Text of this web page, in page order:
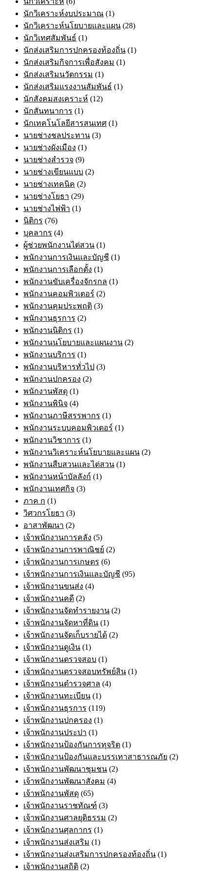
นักวิเคราะห์งบประมาณ (1)
นักวิเคราะห์นโยบายและแผน (28)
นักวิเทศสัมพันธ์ (1)
นักส่งเสริมการปกครองท้องถิ่น (1)
นักส่งเสริมกิจการเพื่อสังคม (1)
นักส่งเสริมนวัตกรรม (1)
นักส่งเสริมแรงงานสัมพันธ์ (1)
นักสังคมสงเคราะห์ (12)
นักสันทนาการ (1)
นักเทคโนโลยีสารสนเทศ (1)
นายช่างชลประทาน (3)
นายช่างผังเมือง (1)
นายช่างสำรวจ (9)
นายช่างเขียนแบบ (2)
นายช่างเทคนิค (2)
นายช่างโยธา (29)
นายช่างไฟฟ้า (1)
นิติกร (76)
บุคลากร (4)
ผู้ช่วยพนักงานไต่สวน (1)
พนักงานการเงินและบัญชี (1)
พนักงานการเลือกตั้ง (1)
พนักงานขับเครื่องจักรกล (1)
พนักงานคอมพิวเตอร์ (2)
พนักงานคุมประพฤติ (3)
พนักงานธุรการ (2)
พนักงานนิติกร (1)
พนักงานนโยบายและแผนงาน (2)
พนักงานบริการ (1)
พนักงานบริหารทั่วไป (3)
พนักงานปกครอง (2)
พนักงานพัสดุ (1)
พนักงานพินิจ (4)
พนักงานภาษีสรรพากร (1)
พนักงานระบบคอมพิวเตอร์ (1)
พนักงานวิชาการ (1)
พนักงานวิเคราะห์นโยบายและแผน (2)
พนักงานสืบสวนและไต่สวน (1)
พนักงานหน้าบัลลังก์ (1)
พนักงานเทศกิจ (3)
ภาค ก (1)
วิศวกรโยธา (3)
อาสาพัฒนา (2)
เจ้าพนักงานการคลัง (5)
เจ้าพนักงานการพาณิชย์ (2)
เจ้าพนักงานการเกษตร (6)
เจ้าพนักงานการเงินและบัญชี (95)
เจ้าพนักงานขนส่ง (4)
เจ้าพนักงานคดี (2)
เจ้าพนักงานจัดทำรายงาน (2)
เจ้าพนักงานจัดหาที่ดิน (1)
เจ้าพนักงานจัดเก็บรายได้ (2)
เจ้าพนักงานดูเงิน (1)
เจ้าพนักงานตรวจสอบ (1)
เจ้าพนักงานตรวจสอบทรัพย์สิน (1)
เจ้าพนักงานตำรวจศาล (4)
เจ้าพนักงานทะเบียน (1)
เจ้าพนักงานธุรการ (119)
เจ้าพนักงานปกครอง (1)
เจ้าพนักงานประปา (1)
เจ้าพนักงานป้องกันการทุจริต (1)
เจ้าพนักงานป้องกันและบรรเทาสาธารณภัย (2)
เจ้าพนักงานพัฒนาชุมชน (2)
เจ้าพนักงานพัฒนาสังคม (4)
เจ้าพนักงานพัสดุ (65)
เจ้าพนักงานราชทัณฑ์ (3)
เจ้าพนักงานศาลยุติธรรม (2)
เจ้าพนักงานศุลกากร (1)
เจ้าพนักงานส่งเสริม (1)
เจ้าพนักงานส่งเสริมการปกครองท้องถิ่น (1)
เจ้าพนักงานสถิติ (2)